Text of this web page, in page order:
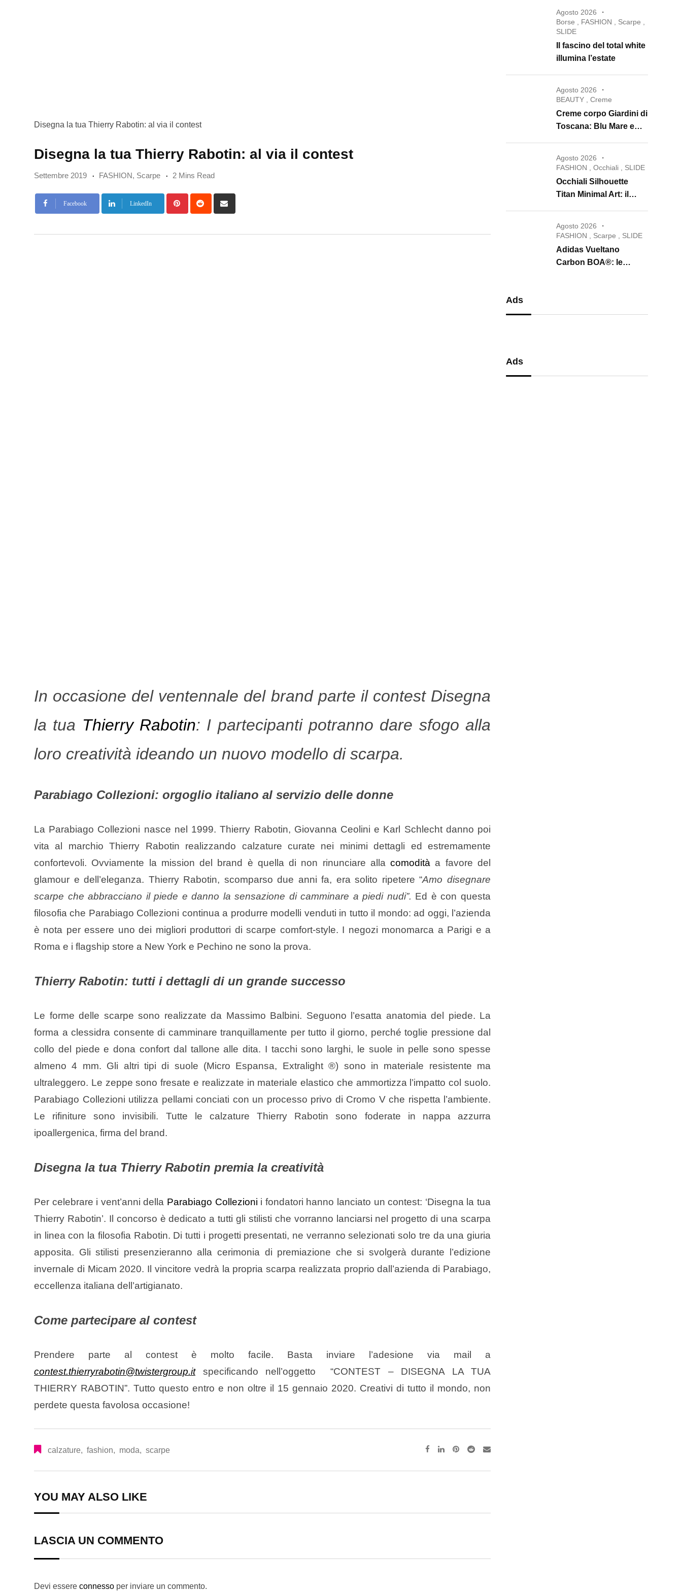
Disegna la tua Thierry Rabotin: al via il contest
Disegna la tua Thierry Rabotin: al via il contest
Settembre 2019 FASHION, Scarpe 2 Mins Read
Facebook LinkedIn PinterestReddit
via
In occasione del ventennale del brand parte il contest Disegna
la tua Thierry Rabotin: I partecipanti potranno dare sfogo alla
loro creatività ideando un nuovo modello di scarpa.
Parabiago Collezioni: orgoglio italiano al servizio delle donne
La Parabiago Collezioni nasce nel 1999. Thierry Rabotin, Giovanna Ceolini e Karl Schlecht danno poi
vita al marchio Thierry Rabotin realizzando calzature curate nei minimi dettagli ed estremamente
confortevoli. Ovviamente la mission del brand è quella di non rinunciare allacomodità a favore del
glamour e dell’eleganza. Thierry Rabotin, scomparso due anni fa, era solito ripetere “Amo disegnare
scarpe che abbracciano il piede e danno la sensazione di camminare a piedi nudi”. Ed è con questa
filosofia che Parabiago Collezioni continua a produrre modelli venduti in tutto il mondo: ad oggi, l’azienda
è nota per essere uno dei migliori produttori di scarpe comfort-style. I negozi monomarca a Parigi e a
Roma e i flagship store a New York e Pechino ne sono la prova.
Thierry Rabotin: tutti i dettagli di un grande successo
Le forme delle scarpe sono realizzate da Massimo Balbini. Seguono l’esatta anatomia del piede. La
forma a clessidra consente di camminare tranquillamente per tutto il giorno, perché toglie pressione dal
collo del piede e dona confort dal tallone alle dita. I tacchi sono larghi, le suole in pelle sono spesse
almeno 4 mm. Gli altri tipi di suole (Micro Espansa, Extralight ®) sono in materiale resistente ma
ultraleggero. Le zeppe sono fresate e realizzate in materiale elastico che ammortizza l’impatto col suolo.
Parabiago Collezioni utilizza pellami conciati con un processo privo di Cromo V che rispetta l’ambiente.
Le rifiniture sono invisibili. Tutte le calzature Thierry Rabotin sono foderate in nappa azzurra
ipoallergenica, firma del brand.
Disegna la tua Thierry Rabotin premia la creatività
Per celebrare i vent’anni della Parabiago Collezioni i fondatori hanno lanciato un contest: ‘Disegna la tua
Thierry Rabotin’. Il concorso è dedicato a tutti gli stilisti che vorranno lanciarsi nel progetto di una scarpa
in linea con la filosofia Rabotin. Di tutti i progetti presentati, ne verranno selezionati solo tre da una giuria
apposita. Gli stilisti presenzieranno alla cerimonia di premiazione che si svolgerà durante l’edizione
invernale di Micam 2020. Il vincitore vedrà la propria scarpa realizzata proprio dall’azienda di Parabiago,
eccellenza italiana dell’artigianato.
Come partecipare al contest
Prendere parte al contest è molto facile. Basta inviare l’adesione via mail a
contest.thierryrabotin@twistergroup.itspecificando nell’oggetto “CONTEST – DISEGNA LA TUA
THIERRY RABOTIN”. Tutto questo entro e non oltre il 15 gennaio 2020. Creativi di tutto il mondo, non
perdete questa favolosa occasione!
calzature, fashion, moda, scarpe Pinterest
RedditShare
YOU MAY ALSO LIKE
LASCIA UN COMMENTO
Devi essere connesso per inviare un commento.
Agosto 2026
Borse
FASHION Scarpe
SLIDE
Il fascino del total white
illumina l’estate
Agosto 2026
BEAUTY
Creme
Creme corpo Giardini di
Toscana: Blu Mare e
di lusso
Agosto 2026
FASHION
Occhiali SLIDE
Occhiali Silhouette
Titan Minimal Art: il
conquista il 2026
Agosto 2026
FASHION
Scarpe SLIDE
Adidas Vueltano
Carbon BOA®: le
precisione
Ads
Ads